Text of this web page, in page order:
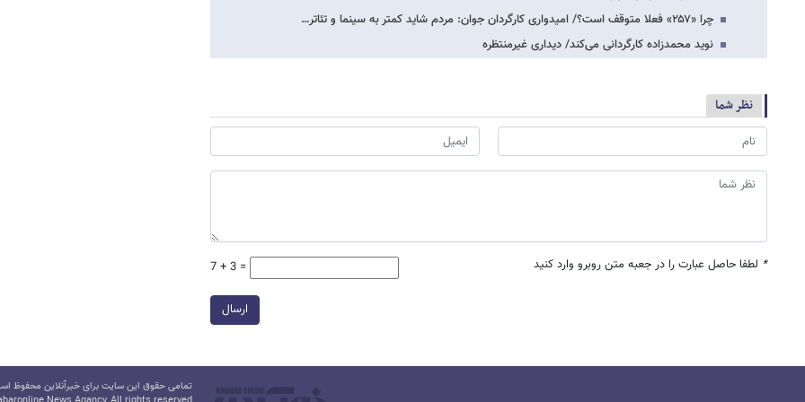
چرا «۲۵۷» فعلا متوقف است؟/ امیدواری کارگردان جوان: مردم شاید کمتر به سینما و تئاتر…
نوید محمدزاده کارگردانی می‌کند/ دیداری غیرمنتظره
نظر شما
* لطفا حاصل عبارت را در جعبه متن روبرو وارد کنید 7 + 3 =
ارسال
تمامی حقوق این سایت برای خبرآنلاین محفوظ